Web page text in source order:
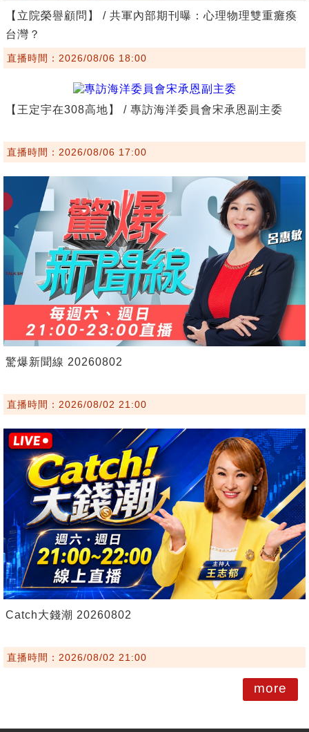
【立院榮譽顧問】 / 共軍內部期刊曝：心理物理雙重癱瘓
台灣？
直播時間：2026/08/06 18:00
【王定宇在308高地】 / 專訪海洋委員會宋承恩副主委
直播時間：2026/08/06 17:00
驚爆新聞線 20260802
直播時間：2026/08/02 21:00
Catch大錢潮 20260802
直播時間：2026/08/02 21:00
more